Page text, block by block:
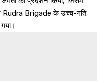
Rudra Brigade के उच्च-गति